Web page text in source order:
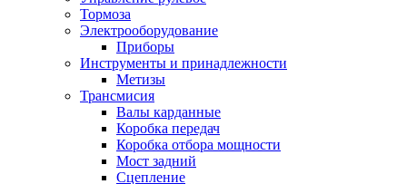
Тормоза
Электрооборудование
Приборы
Инструменты и принадлежности
Метизы
Трансмисия
Валы карданные
Коробка передач
Коробка отбора мощности
Мост задний
Сцепление